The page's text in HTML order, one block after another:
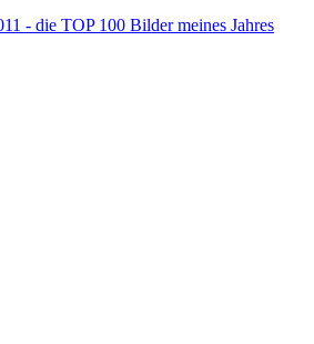
- die TOP 100 Bilder meines Jahres